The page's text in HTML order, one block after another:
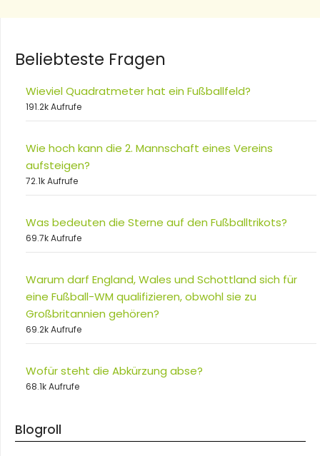
Beliebteste Fragen
Wieviel Quadratmeter hat ein Fußballfeld?
191.2k Aufrufe
Wie hoch kann die 2. Mannschaft eines Vereins
aufsteigen?
72.1k Aufrufe
Was bedeuten die Sterne auf den Fußballtrikots?
69.7k Aufrufe
Warum darf England, Wales und Schottland sich für
eine Fußball-WM qualifizieren, obwohl sie zu
Großbritannien gehören?
69.2k Aufrufe
Wofür steht die Abkürzung abse?
68.1k Aufrufe
Blogroll